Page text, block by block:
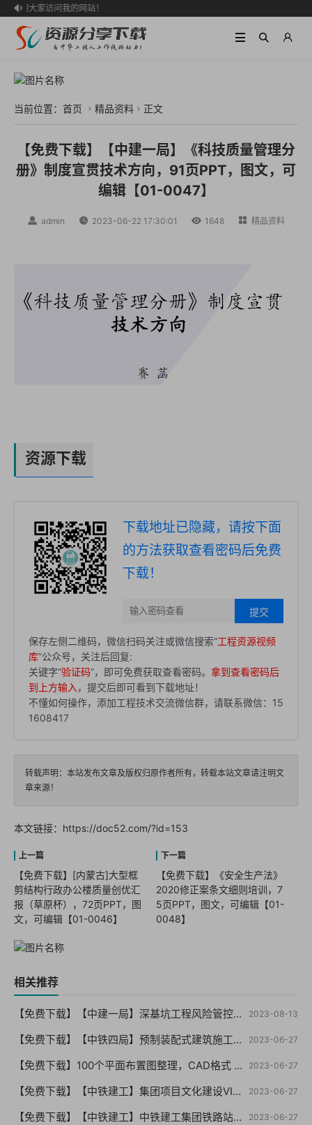

欢迎大家访问我的网站！
当前位置： 首页  精品资料  正文
【免费下载】【中建一局】《科技质量管理分
册》制度宣贯技术方向，91页PPT，图文，可
编辑【01-0047】
 admin  2023-06-22 17:30:01  1648  精品资料
资源下载
下载地址已隐藏，请按下面
的方法获取查看密码后免费
下载！
提交
保存左侧二维码，微信扫码关注或微信搜索“工程资源视频
库”公众号，关注后回复:
关键字“验证码”，即可免费获取查看密码。 拿到查看密码后
到上方输入 ，提交后即可看到下载地址！
不懂如何操作，添加工程技术交流微信群，请联系微信：15
1608417
转载声明：本站发布文章及版权归原作者所有，转载本站文章请注明文
章来源！
本文链接： https://doc52.com/?id=153
【免费下载】[内蒙古]大型框
剪结构行政办公楼质量创优汇
报（草原杯），72页PPT，图
文，可编辑【01-0046】
【免费下载】《安全生产法》
2020修正案条文细则培训，7
5页PPT，图文，可编辑【01-
0048】
相关推荐
2023-08-13
【免费下载】【中建一局】深基坑工程风险管控要点及典型事故剖析（终版）PPT210页，可编辑！-2021年06月【01-0059】
2023-06-27
【免费下载】【中铁四局】预制装配式建筑施工技术，PPT76页【01-0058】
2023-06-27
【免费下载】100个平面布置图整理，CAD格式 （干货你值得拥有）【01-0057】
2023-06-27
【免费下载】【中铁建工】集团项目文化建设VI指导手册【01-0056】
2023-06-27
【免费下载】【中铁建工】中铁建工集团铁路站房项目文化标准化建设VI手册【01-0055】